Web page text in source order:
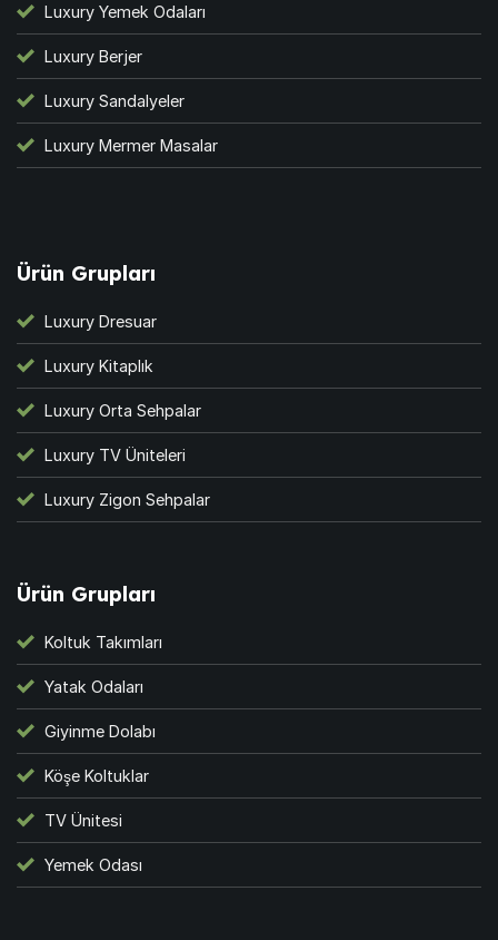
Luxury Yemek Odaları
Luxury Berjer
Luxury Sandalyeler
Luxury Mermer Masalar
Ürün Grupları
Luxury Dresuar
Luxury Kitaplık
Luxury Orta Sehpalar
Luxury TV Üniteleri
Luxury Zigon Sehpalar
Ürün Grupları
Koltuk Takımları
Yatak Odaları
Giyinme Dolabı
Köşe Koltuklar
TV Ünitesi
Yemek Odası